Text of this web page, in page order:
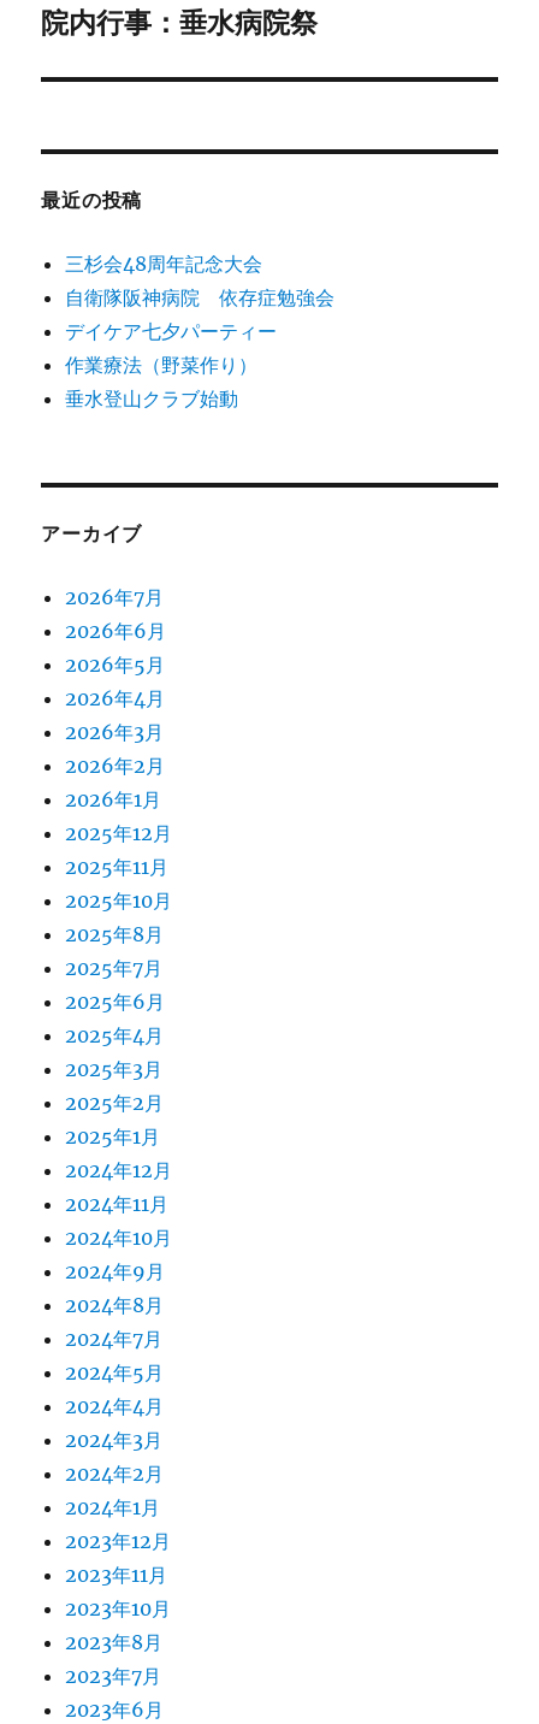
ー
シ
ン
次
投
院内行事：垂水病院祭
最近の投稿
三杉会48周年記念大会
自衛隊阪神病院 依存症勉強会
デイケア七夕パーティー
作業療法（野菜作り）
垂水登山クラブ始動
アーカイブ
2026年7月
2026年6月
2026年5月
2026年4月
2026年3月
2026年2月
2026年1月
2025年12月
2025年11月
2025年10月
2025年8月
2025年7月
2025年6月
2025年4月
2025年3月
2025年2月
2025年1月
2024年12月
2024年11月
2024年10月
2024年9月
2024年8月
2024年7月
2024年5月
2024年4月
2024年3月
2024年2月
2024年1月
2023年12月
2023年11月
2023年10月
2023年8月
2023年7月
2023年6月